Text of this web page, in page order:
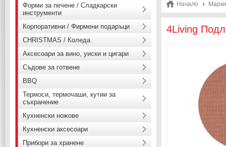
Начало Марки
4Living
Форми за печене / Сладкарски
инструменти
Корпоративни / Фирмени подаръци
CHRISTMAS / Коледа
Аксесоари за вино, уиски и цигари
Съдове за готвене
BBQ
Термоси, термочаши, кутии за
съхранение
Кухненски ножове
Кухненски аксесоари
Прибори за хранене